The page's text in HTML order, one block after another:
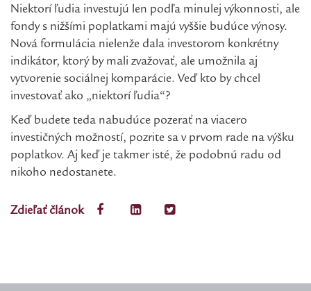
Niektorí ľudia investujú len podľa minulej výkonnosti, ale
fondy s nižšími poplatkami majú vyššie budúce výnosy.
Nová formulácia nielenže dala investorom konkrétny
indikátor, ktorý by mali zvažovať, ale umožnila aj
vytvorenie sociálnej komparácie. Veď kto by chcel
investovať ako „niektorí ľudia“?
Keď budete teda nabudúce pozerať na viacero
investičných možností, pozrite sa v prvom rade na výšku
poplatkov. Aj keď je takmer isté, že podobnú radu od
nikoho nedostanete.
Zdieľať článok